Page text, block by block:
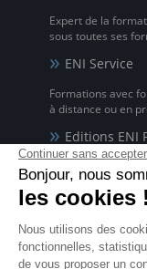
Expert de la
sous toutes ses
ENI Service
Formations avec
à distance ou en
Editions ENI
pour les
ENI elearning
La solution de
disponible en 5